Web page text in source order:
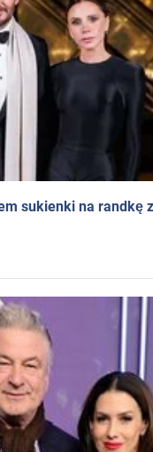
sukienki na randkę